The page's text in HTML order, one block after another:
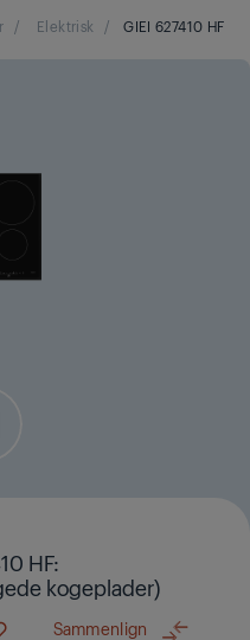
/ Elektrisk / GIEI 627410 HF
HF:
kogeplader)
Sammenlign